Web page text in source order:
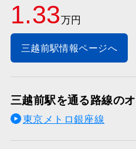
1.33万円
三越前駅情報ページへ
三越前駅を通る路線の
東京メトロ銀座線